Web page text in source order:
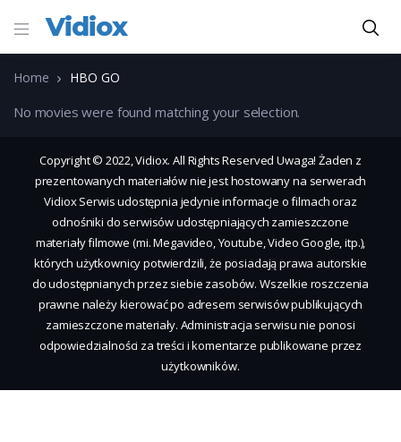
Vidiox
Home HBO GO
No movies were found matching your selection.
Copyright © 2022, Vidiox. All Rights Reserved Uwaga! Żaden z
prezentowanych materiałów nie jest hostowany na serwerach
Vidiox Serwis udostępnia jedynie informacje o filmach oraz
odnośniki do serwisów udostępniających zamieszczone
materiały filmowe (mi. Megavideo, Youtube, Video Google, itp.),
których użytkownicy potwierdzili, że posiadają prawa autorskie
do udostępnianych przez siebie zasobów. Wszelkie roszczenia
prawne należy kierować po adresem serwisów publikujących
zamieszczone materiały. Administracja serwisu nie ponosi
odpowiedzialności za treści i komentarze publikowane przez
użytkowników.